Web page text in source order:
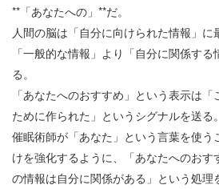
**「あなたへの」**だ。
人間の脳は「自分に向けられた情報」に
「一般的な情報」より「自分に関係す
る。
「あなたへのおすすめ」という表示は
ために作られた」というシグナルを送る。
催眠術師が「あなた」という言葉を使う
けを強化するように、「あなたへのおす
の情報は自分に関係がある」という処理